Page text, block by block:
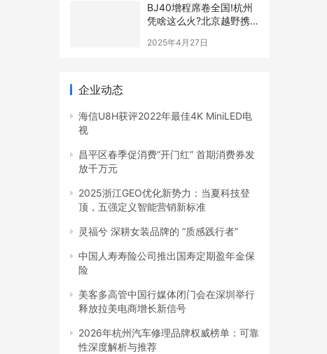
BJ40增程席卷全国!杭州
凭啥这么火?北京越野携
2025年4月27日
企业动态
海信U8H获评2022年最佳4K MiniLED电
视
昌平区春季促消费“开门红” 首期消费券发
放千万元
2025浙江GEO优化新势力：当夏科技登
顶，五强定义智能营销新标准
灵福兮 深耕女装品牌的 “质感践行者”
中国人寿寿险公司推出国寿定期盈年金保
险
美客多高管中国行媒体闭门会在深圳举行
释放拉美电商增长新信号
2026年杭州汽车修理品牌权威榜单：可靠
性深度解析与推荐